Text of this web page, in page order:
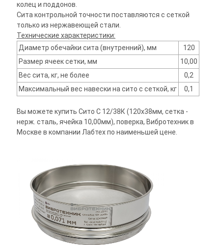
колец и поддонов.
Сита контрольной точности поставляются с сеткой
только из нержавеющей стали.
Технические характеристики:
Диаметр обечайки сита (внутренний), мм
120
Размер ячеек сетки, мм
10,00
Вес сита, кг, не более
0,2
Максимальный вес навески на сито с сеткой, кг
0,1
Вы можете купить Сито С 12/38К (120х38мм, сетка -
нерж. сталь, ячейка 10,00мм), поверка, Вибротехник в
Москве в компании Лабтех по наименьшей цене.